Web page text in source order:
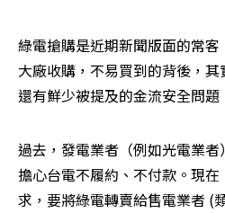
綠電搶購是近期新聞版面的常
大廠收購，不易買到的背後，其
還有鮮少被提及的金流安全問題
過去，發電業者（例如光電業
擔心台電不履約、不付款。現
求，要將綠電轉賣給售電業者 (